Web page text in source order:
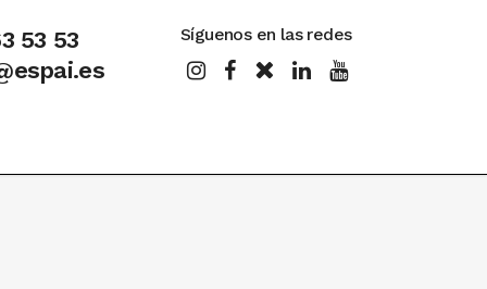
53 53
Síguenos en las redes